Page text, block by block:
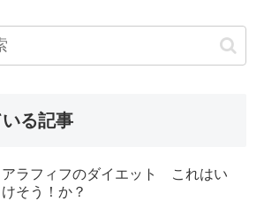
る記事
アラフィフのダイエット これはい
けそう！か？